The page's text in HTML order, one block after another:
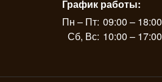
График работы:
Пн – Пт: 09:00 – 18:00
Сб, Вс: 10:00 – 17:00